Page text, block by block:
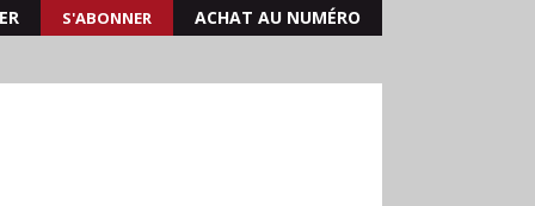
S'ABONNER ACHAT AU NUMÉRO